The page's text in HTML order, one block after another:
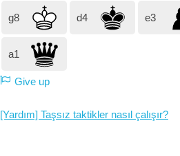
g8 d4 e3
a1
Give up
[Yardım] Taşsız taktikler nasıl çalışır?